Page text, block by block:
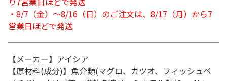
・8/7（金）～8/16（日）のご注文は、8/17（月）から7
営業日ほどで発送
【メーカー】アイシア
【原材料(成分)】魚介類(マグロ、カツオ、フィッシュペ